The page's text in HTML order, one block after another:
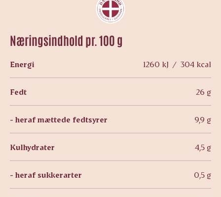
Næringsindhold pr. 100 g
Energi 1260 kJ / 304 kcal
Fedt 26 g
- heraf mættede fedtsyrer 9,9 g
Kulhydrater 4,5 g
- heraf sukkerarter 0,5 g